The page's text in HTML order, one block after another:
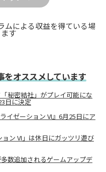
ムによる収益を得ている場
す
をオススメしています
秘密結社」がプレイ可能にな
日に決定
イゼーション VI』6月25日にア
ン VI」は休日にガッツリ遊び
数追加されるゲームアップデ